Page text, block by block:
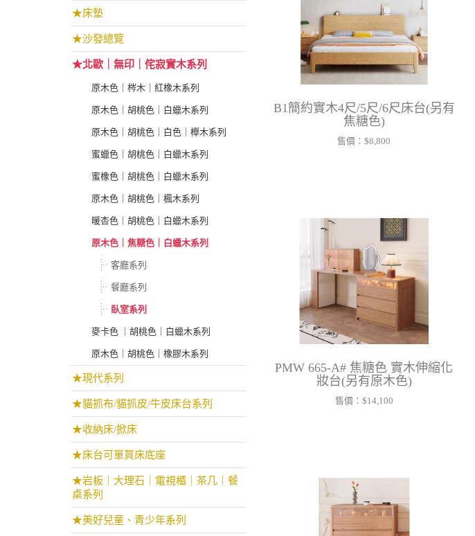
★床墊
★沙發總覽
★北歐｜無印｜侘寂實木系列
原木色｜梣木｜紅橡木系列
原木色｜胡桃色｜白蠟木系列
原木色｜胡桃色｜白色｜櫸木系列
蜜蠟色｜胡桃色｜白蠟木系列
蜜橡色｜胡桃色｜白蠟木系列
原木色｜胡桃色｜楓木系列
暖杏色｜胡桃色｜白蠟木系列
原木色｜焦糖色｜白蠟木系列
客廳系列
餐廳系列
臥室系列
麥卡色 ｜胡桃色｜白蠟木系列
原木色｜胡桃色｜橡膠木系列
★現代系列
★貓抓布/貓抓皮/牛皮床台系列
★收納床/掀床
★床台可單買床底座
★岩板｜大理石｜電視櫃｜茶几｜餐
桌系列
★美好兒童、青少年系列
B1簡約實木4尺/5尺/6尺床台(另有
焦糖色)
售價：$8,800
PMW 665-A# 焦糖色 實木伸縮化
妝台(另有原木色)
售價： $14,100